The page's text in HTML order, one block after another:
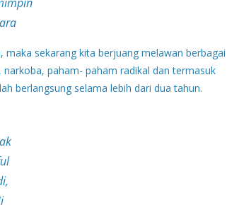
sekarang kita berjuang melawan berbagai
paham- paham radikal dan termasuk
berlangsung selama lebih dari dua tahun.